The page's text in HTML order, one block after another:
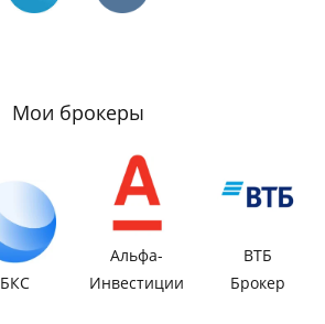
Мои брокеры
БКС
Альфа-
Инвестиции
ВТБ
Брокер